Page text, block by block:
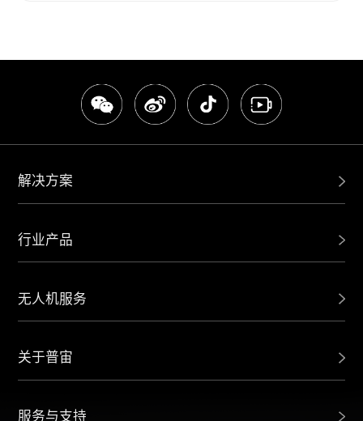
解决方案
行业产品
无人机服务
关于普宙
服务与支持